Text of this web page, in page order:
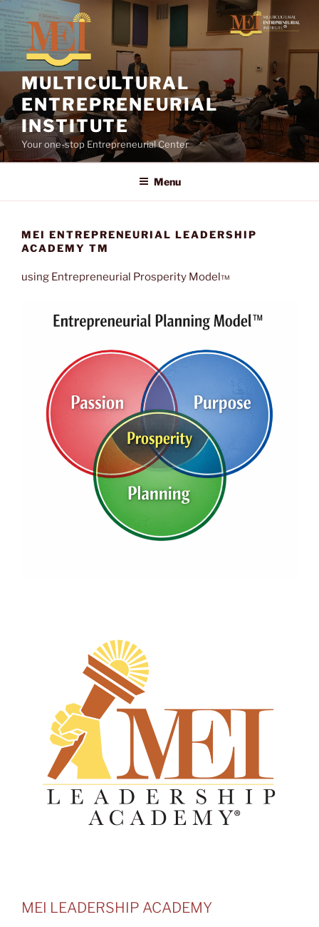
Skip
to
content
MULTICULTURAL
ENTREPRENEURIAL
INSTITUTE
Your one-stop Entrepreneurial Center
Menu
MEI ENTREPRENEURIAL LEADERSHIP
ACADEMY TM
using Entrepreneurial Prosperity ModelTM
MEI LEADERSHIP ACADEMY